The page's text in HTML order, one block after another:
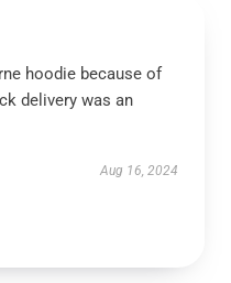
hoodie because of
delivery was an
Aug 16, 2024